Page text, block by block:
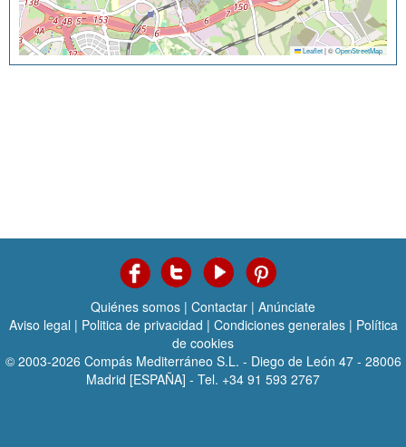
Leaflet|©OpenStreetMap
Quiénes somos | Contactar | Anúnciate
Aviso legal | Politica de privacidad | Condiciones generales| Política
de cookies
© 2003-2026 Compás Mediterráneo S.L. - Diego de León 47 - 28006
Madrid [ESPAÑA] - Tel. +34 91 593 2767